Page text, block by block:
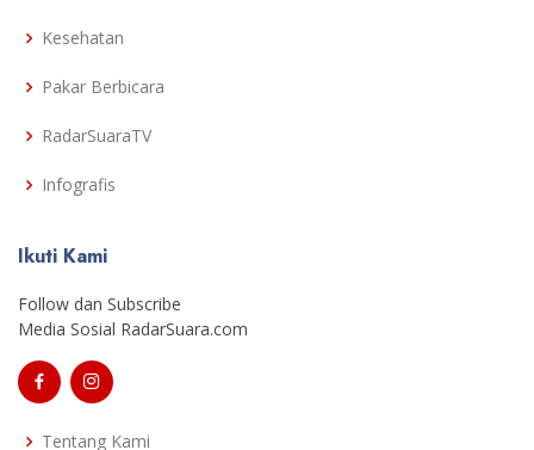
Kesehatan
Pakar Berbicara
RadarSuaraTV
Infografis
Ikuti Kami
Follow dan Subscribe
Media Sosial RadarSuara.com
Tentang Kami